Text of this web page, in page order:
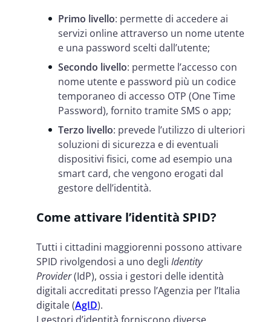
Primo livello: permette di accedere ai
servizi online attraverso un nome utente
e una password scelti dall’utente;
Secondo livello: permette l’accesso con
nome utente e password più un codice
temporaneo di accesso OTP (One Time
Password), fornito tramite SMS o app;
Terzo livello: prevede l’utilizzo di ulteriori
soluzioni di sicurezza e di eventuali
dispositivi fisici, come ad esempio una
smart card, che vengono erogati dal
gestore dell’identità.
Come attivare l’identità SPID?
Tutti i cittadini maggiorenni possono attivare
SPID rivolgendosi a uno degli Identity
Provider(IdP), ossia i gestori delle identità
digitali accreditati presso l’Agenzia per l’Italia
digitale (AgID).